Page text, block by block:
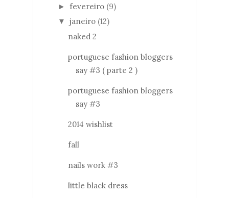
► fevereiro (9)
▼ janeiro (12)
naked 2
portuguese fashion bloggers
say #3 ( parte 2 )
portuguese fashion bloggers
say #3
2014 wishlist
fall
nails work #3
little black dress